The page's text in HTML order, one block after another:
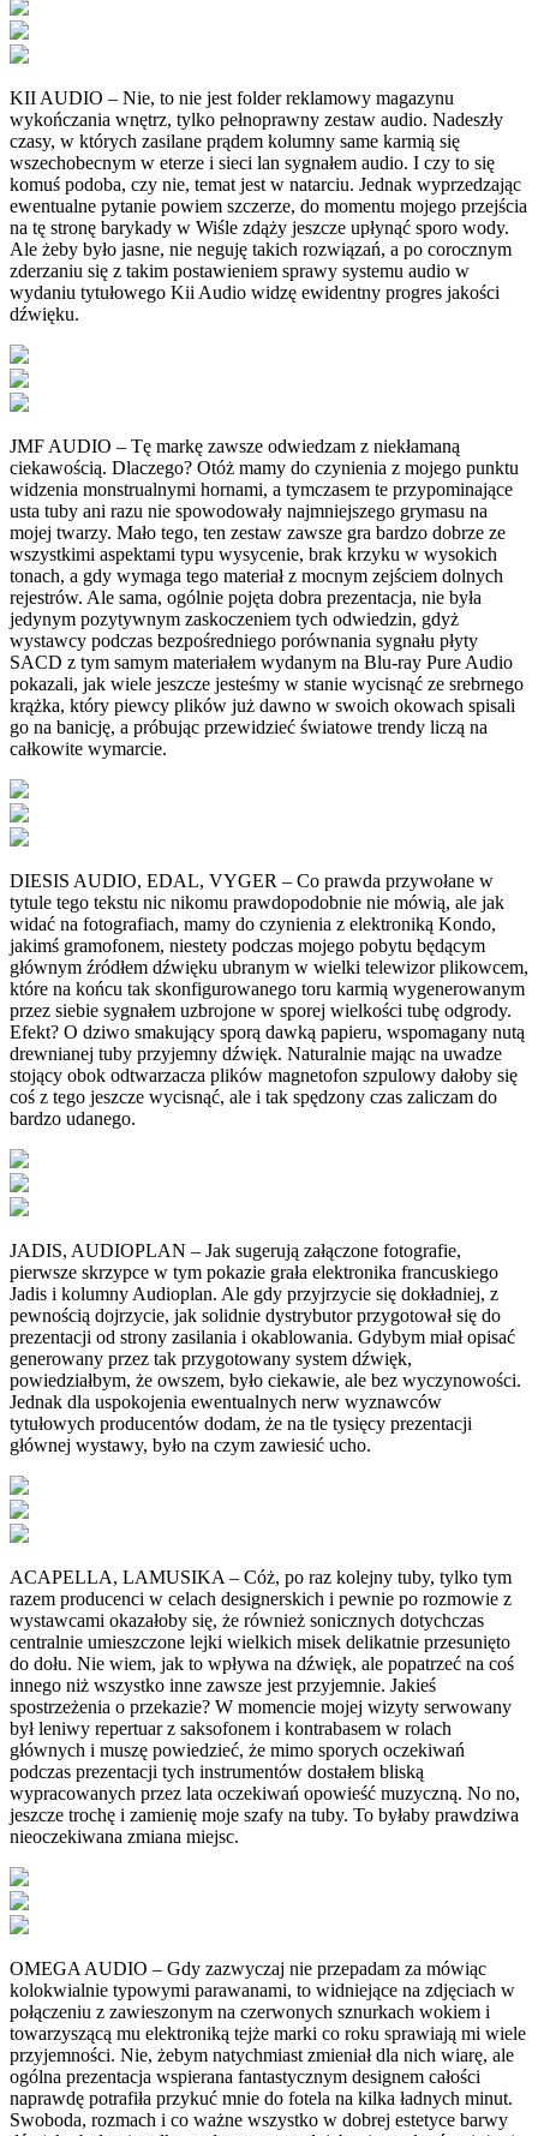
KII AUDIO – Nie, to nie jest folder reklamowy magazynu
wykończania wnętrz, tylko pełnoprawny zestaw audio. Nadeszły
czasy, w których zasilane prądem kolumny same karmią się
wszechobecnym w eterze i sieci lan sygnałem audio. I czy to się
komuś podoba, czy nie, temat jest w natarciu. Jednak wyprzedzając
ewentualne pytanie powiem szczerze, do momentu mojego przejścia
na tę stronę barykady w Wiśle zdąży jeszcze upłynąć sporo wody.
Ale żeby było jasne, nie neguję takich rozwiązań, a po corocznym
zderzaniu się z takim postawieniem sprawy systemu audio w
wydaniu tytułowego Kii Audio widzę ewidentny progres jakości
dźwięku.
JMF AUDIO – Tę markę zawsze odwiedzam z niekłamaną
ciekawością. Dlaczego? Otóż mamy do czynienia z mojego punktu
widzenia monstrualnymi hornami, a tymczasem te przypominające
usta tuby ani razu nie spowodowały najmniejszego grymasu na
mojej twarzy. Mało tego, ten zestaw zawsze gra bardzo dobrze ze
wszystkimi aspektami typu wysycenie, brak krzyku w wysokich
tonach, a gdy wymaga tego materiał z mocnym zejściem dolnych
rejestrów. Ale sama, ogólnie pojęta dobra prezentacja, nie była
jedynym pozytywnym zaskoczeniem tych odwiedzin, gdyż
wystawcy podczas bezpośredniego porównania sygnału płyty
SACD z tym samym materiałem wydanym na Blu-ray Pure Audio
pokazali, jak wiele jeszcze jesteśmy w stanie wycisnąć ze srebrnego
krążka, który piewcy plików już dawno w swoich okowach spisali
go na banicję, a próbując przewidzieć światowe trendy liczą na
całkowite wymarcie.
DIESIS AUDIO, EDAL, VYGER – Co prawda przywołane w
tytule tego tekstu nic nikomu prawdopodobnie nie mówią, ale jak
widać na fotografiach, mamy do czynienia z elektroniką Kondo,
jakimś gramofonem, niestety podczas mojego pobytu będącym
głównym źródłem dźwięku ubranym w wielki telewizor plikowcem,
które na końcu tak skonfigurowanego toru karmią wygenerowanym
przez siebie sygnałem uzbrojone w sporej wielkości tubę odgrody.
Efekt? O dziwo smakujący sporą dawką papieru, wspomagany nutą
drewnianej tuby przyjemny dźwięk. Naturalnie mając na uwadze
stojący obok odtwarzacza plików magnetofon szpulowy dałoby się
coś z tego jeszcze wycisnąć, ale i tak spędzony czas zaliczam do
bardzo udanego.
JADIS, AUDIOPLAN – Jak sugerują załączone fotografie,
pierwsze skrzypce w tym pokazie grała elektronika francuskiego
Jadis i kolumny Audioplan. Ale gdy przyjrzycie się dokładniej, z
pewnością dojrzycie, jak solidnie dystrybutor przygotował się do
prezentacji od strony zasilania i okablowania. Gdybym miał opisać
generowany przez tak przygotowany system dźwięk,
powiedziałbym, że owszem, było ciekawie, ale bez wyczynowości.
Jednak dla uspokojenia ewentualnych nerw wyznawców
tytułowych producentów dodam, że na tle tysięcy prezentacji
głównej wystawy, było na czym zawiesić ucho.
ACAPELLA, LAMUSIKA – Cóż, po raz kolejny tuby, tylko tym
razem producenci w celach designerskich i pewnie po rozmowie z
wystawcami okazałoby się, że również sonicznych dotychczas
centralnie umieszczone lejki wielkich misek delikatnie przesunięto
do dołu. Nie wiem, jak to wpływa na dźwięk, ale popatrzeć na coś
innego niż wszystko inne zawsze jest przyjemnie. Jakieś
spostrzeżenia o przekazie? W momencie mojej wizyty serwowany
był leniwy repertuar z saksofonem i kontrabasem w rolach
głównych i muszę powiedzieć, że mimo sporych oczekiwań
podczas prezentacji tych instrumentów dostałem bliską
wypracowanych przez lata oczekiwań opowieść muzyczną. No no,
jeszcze trochę i zamienię moje szafy na tuby. To byłaby prawdziwa
nieoczekiwana zmiana miejsc.
OMEGA AUDIO – Gdy zazwyczaj nie przepadam za mówiąc
kolokwialnie typowymi parawanami, to widniejące na zdjęciach w
połączeniu z zawieszonym na czerwonych sznurkach wokiem i
towarzyszącą mu elektroniką tejże marki co roku sprawiają mi wiele
przyjemności. Nie, żebym natychmiast zmieniał dla nich wiarę, ale
ogólna prezentacja wspierana fantastycznym designem całości
naprawdę potrafiła przykuć mnie do fotela na kilka ładnych minut.
Swoboda, rozmach i co ważne wszystko w dobrej estetyce barwy